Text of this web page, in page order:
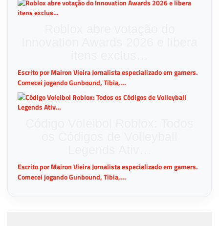
Escrito por Mairon Vieira Jornalista especializado em gamers.
Comecei jogando Gunbound, Tibia,...
Escrito por Mairon Vieira Jornalista especializado em gamers.
Comecei jogando Gunbound, Tibia,...